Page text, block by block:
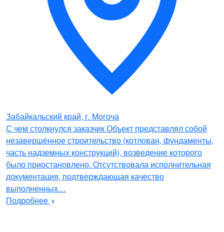
Забайкальский край, г. Могоча
С чем столкнулся заказчик Объект представлял собой
незавершённое строительство (котлован, фундаменты,
часть надземных конструкций), возведение которого
было приостановлено. Отсутствовала исполнительная
документация, подтверждающая качество
выполненных…
Подробнее